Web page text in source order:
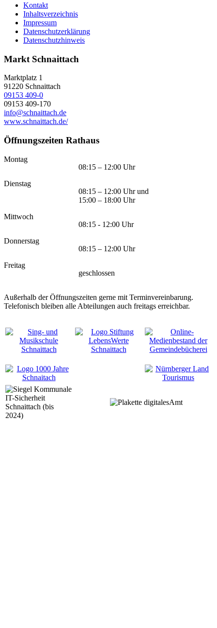
Kontakt
Inhaltsverzeichnis
Impressum
Datenschutzerklärung
Datenschutzhinweis
Markt Schnaittach
Marktplatz 1
91220 Schnaittach
09153 409-0
09153 409-170
info@schnaittach.de
www.schnaittach.de/
Öffnungszeiten Rathaus
Montag
08:15 – 12:00 Uhr
Dienstag
08:15 – 12:00 Uhr und
15:00 – 18:00 Uhr
Mittwoch
08:15 - 12:00 Uhr
Donnerstag
08:15 – 12:00 Uhr
Freitag
geschlossen
Außerhalb der Öffnungszeiten gerne mit Terminvereinbarung.
Telefonisch bleiben alle Abteilungen auch freitags erreichbar.